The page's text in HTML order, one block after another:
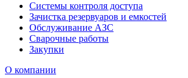
Системы контроля доступа
Зачистка резервуаров и емкостей
Обслуживание АЗС
Сварочные работы
Закупки
О компании